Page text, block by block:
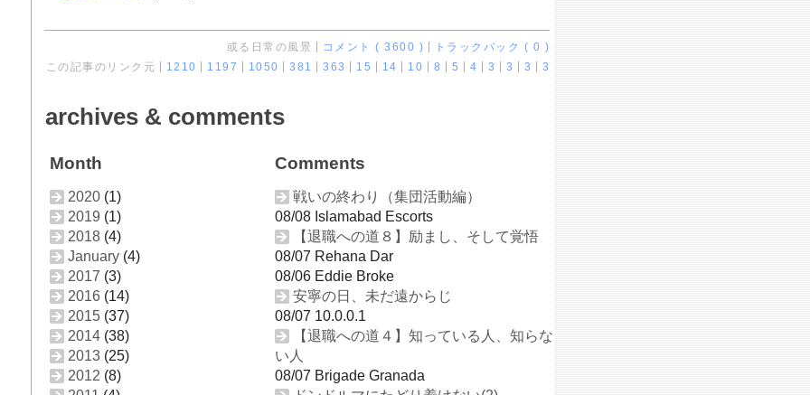
或る日常の風景 コメント ( 3600 )
トラックバック ( 0 )
この記事のリンク元
1210 1197 1050 381 363 15 14 10 8 5 4 3 3 3 3
archives & comments
Month
2020 (1)
2019 (1)
2018 (4)
January (4)
2017 (3)
2016 (14)
2015 (37)
2014 (38)
2013 (25)
2012 (8)
Comments
戦いの終わり（集団活動編）
08/08 Islamabad Escorts
【退職への道８】励まし、そして覚悟
08/07 Rehana Dar
08/06 Eddie Broke
安寧の日、未だ遠からじ
08/07 10.0.0.1
【退職への道４】知っている人、知らな
い人
08/07 Brigade Granada